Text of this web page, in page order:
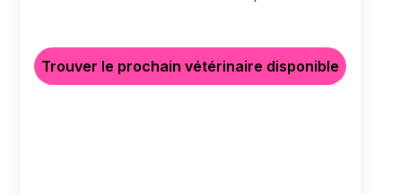
Trouver le prochain vétérinaire disponible